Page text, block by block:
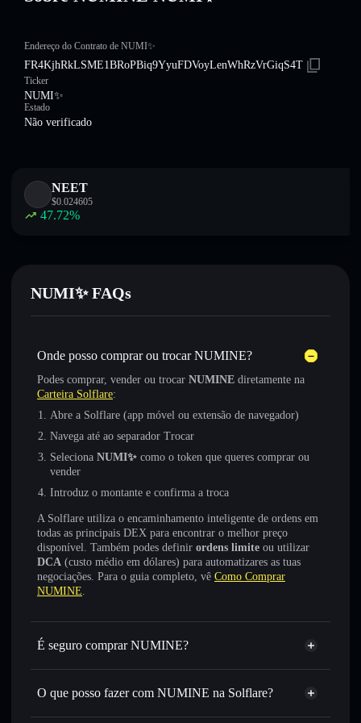
Endereço do Contrato de NUMI✨
FR4KjhRkLSME1BRoPBiq9YyuFDVoyLenWhRzVrGiqS4T
Ticker
NUMI✨
Estado
Não verificado
NEET
$0.024605
47.72%
NUMI✨ FAQs
Onde posso comprar ou trocar NUMINE?
Podes comprar, vender ou trocar NUMINE diretamente na
Carteira Solflare:
Abre a Solflare (app móvel ou extensão de navegador)
Navega até ao separador Trocar
Seleciona NUMI✨ como o token que queres comprar ou
vender
Introduz o montante e confirma a troca
A Solflare utiliza o encaminhamento inteligente de ordens em
todas as principais DEX para encontrar o melhor preço
disponível. Também podes definir ordens limite ou utilizar
DCA (custo médio em dólares) para automatizares as tuas
negociações. Para o guia completo, vê Como Comprar
NUMINE.
É seguro comprar NUMINE?
NUMINE não está verificado
O que posso fazer com NUMINE na Solflare?
NUMINE
Carteira Solflare